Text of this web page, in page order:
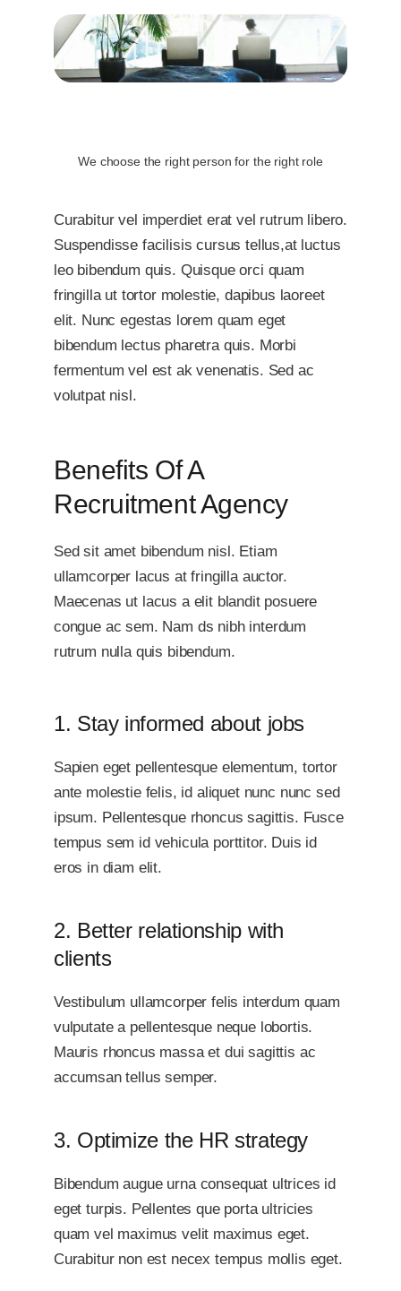
Recruitment Executive
We choose the right person for the right role
Curabitur vel imperdiet erat vel rutrum libero.
Suspendisse facilisis cursus tellus,at luctus
leo bibendum quis. Quisque orci quam
fringilla ut tortor molestie, dapibus laoreet
elit. Nunc egestas lorem quam eget
bibendum lectus pharetra quis. Morbi
fermentum vel est ak venenatis. Sed ac
volutpat nisl.
Benefits Of A
Recruitment Agency
Sed sit amet bibendum nisl. Etiam
ullamcorper lacus at fringilla auctor.
Maecenas ut lacus a elit blandit posuere
congue ac sem. Nam ds nibh interdum
rutrum nulla quis bibendum.
1. Stay informed about jobs
Sapien eget pellentesque elementum, tortor
ante molestie felis, id aliquet nunc nunc sed
ipsum. Pellentesque rhoncus sagittis. Fusce
tempus sem id vehicula porttitor. Duis id
eros in diam elit.
2. Better relationship with
clients
Vestibulum ullamcorper felis interdum quam
vulputate a pellentesque neque lobortis.
Mauris rhoncus massa et dui sagittis ac
accumsan tellus semper.
3. Optimize the HR strategy
Bibendum augue urna consequat ultrices id
eget turpis. Pellentes que porta ultricies
quam vel maximus velit maximus eget.
Curabitur non est necex tempus mollis eget.